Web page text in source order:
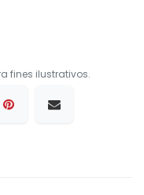
fines ilustrativos.